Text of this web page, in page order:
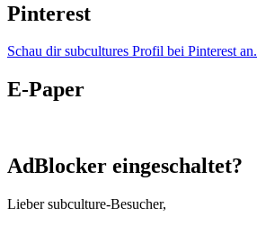
Pinterest
Schau dir subcultures Profil bei Pinterest an.
E-Paper
AdBlocker eingeschaltet?
Lieber subculture-Besucher,